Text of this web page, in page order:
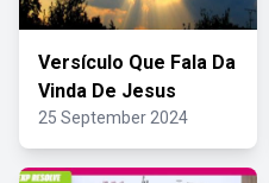
Versículo Que Fala Da
Vinda De Jesus
25 September 2024